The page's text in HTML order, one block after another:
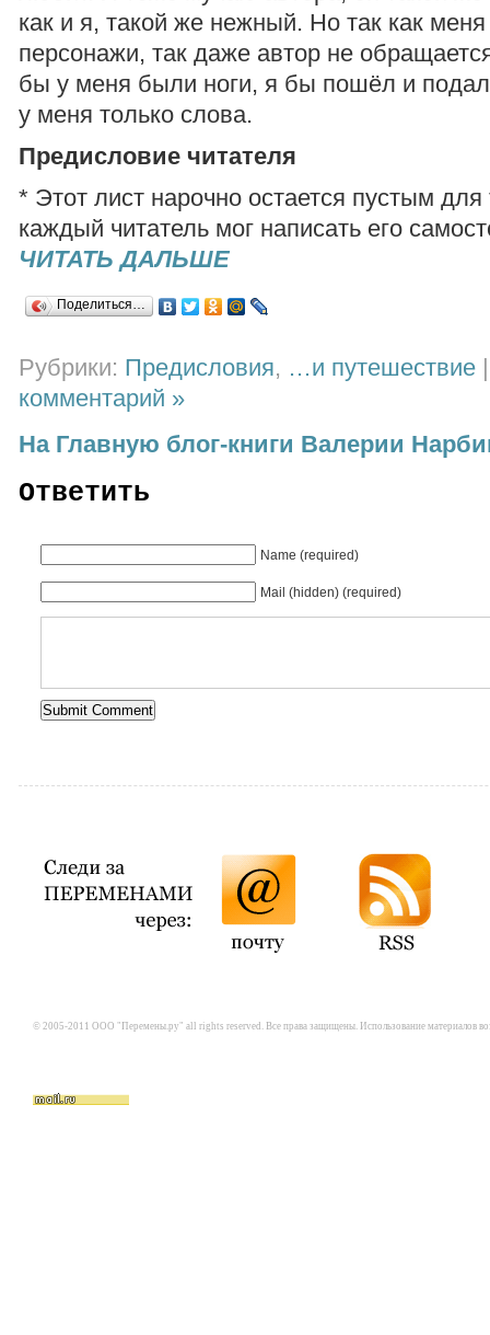
как и я, такой же нежный. Но так как
персонажи, так даже автор не
бы у меня были ноги, я бы пошёл и
у меня только слова.
Предисловие читателя
* Этот лист нарочно остается пустым для
каждый читатель мог написать его
ЧИТАТЬ ДАЛЬШЕ
Поделиться…
Рубрики: Предисловия, …и путешествие
комментарий »
На Главную блог-книги Валерии
Ответить
Name (required)
Mail (hidden) (required)
© 2005-2011 ООО "Перемены.ру" all rights reserved. Все права защищены. Использование материалов